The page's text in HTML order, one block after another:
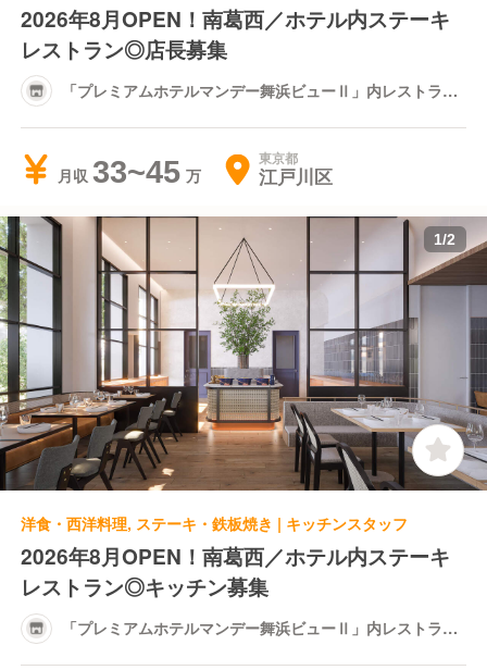
2026年8月OPEN！南葛西／ホテル内ステーキ
レストラン◎店長募集
「プレミアムホテルマンデー舞浜ビューⅡ」内レストラン
月収 33~45 東京都
江戸川区
1/2
洋食・西洋料理, ステーキ・鉄板焼き | キッチンスタッフ
2026年8月OPEN！南葛西／ホテル内ステーキ
レストラン◎キッチン募集
「プレミアムホテルマンデー舞浜ビューⅡ」内レストラン